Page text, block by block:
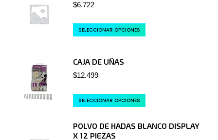
$6.722
SELECCIONAR OPCIONES
CAJA DE UÑAS
$12.499
SELECCIONAR OPCIONES
POLVO DE HADAS BLANCO DISPLAY
X 12 PIEZAS